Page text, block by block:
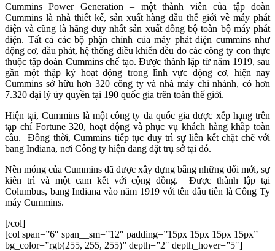
Cummins Power Generation – một thành viên của tập đoàn
Cummins là nhà thiết kế, sản xuất hàng đầu thế giới về máy phát
điện và cũng là hãng duy nhất sản xuất đồng bộ toàn bộ máy phát
điện. Tất cả các bộ phận chính của máy phát điện cummins như
động cơ, đầu phát, hệ thống điều khiển đều do các công ty con thực
thuộc tập đoàn Cummins chế tạo. Được thành lập từ năm 1919, sau
gần một thập kỷ hoạt động trong lĩnh vực động cơ, hiện nay
Cummins sở hữu hơn 320 công ty và nhà máy chi nhánh, có hơn
7.320 đại lý ủy quyền tại 190 quốc gia trên toàn thế giới.
Hiện tại, Cummins là một công ty đa quốc gia được xếp hạng trên
tạp chí Fortune 320, hoạt động và phục vụ khách hàng khắp toàn
cầu. Đồng thời, Cummins tiếp tục duy trì sự liên kết chặt chẽ với
bang Indiana, nơi Công ty hiện đang đặt trụ sở tại đó.
Nền móng của Cummins đã được xây dựng bằng những đổi mới, sự
kiên trì và một cam kết với cộng đồng. Được thành lập tại
Columbus, bang Indiana vào năm 1919 với tên đầu tiên là Công Ty
máy Cummins.
[/col]
[col span=”6″ span__sm=”12″ padding=”15px 15px 15px 15px”
bg_color=”rgb(255, 255, 255)” depth=”2″ depth_hover=”5″]